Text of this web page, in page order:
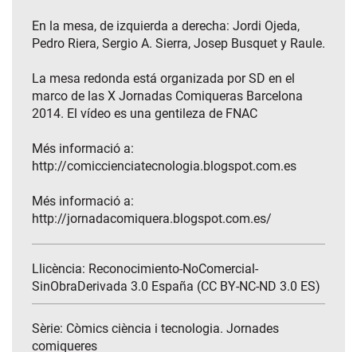
En la mesa, de izquierda a derecha: Jordi Ojeda,
Pedro Riera, Sergio A. Sierra, Josep Busquet y Raule.
La mesa redonda está organizada por SD en el
marco de las X Jornadas Comiqueras Barcelona
2014. El vídeo es una gentileza de FNAC
Més informació a:
http://comiccienciatecnologia.blogspot.com.es
Més informació a:
http://jornadacomiquera.blogspot.com.es/
Llicència: Reconocimiento-NoComercial-
SinObraDerivada 3.0 España (CC BY-NC-ND 3.0 ES)
Sèrie: Còmics ciència i tecnologia. Jornades
comiqueres